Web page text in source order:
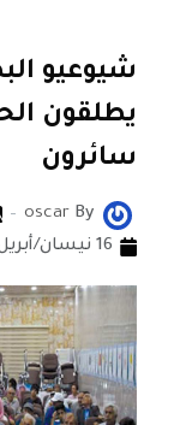
شيوعيو
يطلقون
سائرون
By
oscar
16 نيسان/أبريل 2018